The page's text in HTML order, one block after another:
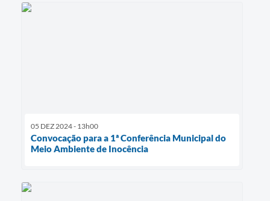
05 DEZ 2024 - 13h00
Convocação para a 1ª Conferência Municipal do
Meio Ambiente de Inocência